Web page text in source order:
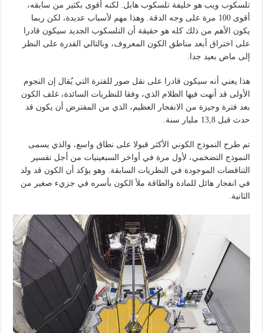
تلسكوب ويب هو خليفة تلسكوب هابل. لكنه أقوى بكثير من سابقه،
أقوى 100 مرة على وجه الدقة. وهذا مهم لأسباب عديدة، لكن ربما
يكون الأهم من ذلك كله هو حقيقة أن التلسكوب الجديد سيكون قادرا
على اختراق أبعد مناطق الكون المعروف، وبالتالي القدرة على النظر
إلى ماض بعيد جدا.
هذا يعني أنه سيكون قادرا على نقل صور للفترة التي يُقال إن النجوم
الأولى قد أنهت فيها الظلام الذي، وفقا للنظريات السائدة، غلف الكون
بعد فترة وجيزة من الانفجار العظيم، الذي من المفترض أن يكون قد
حدث قبل 13,8 مليار سنة.
تم طرح النموذج الكوني الأكثر قبولا على نطاق واسع، والذي يسمى
النموذج التضخمي، لأول مرة في أواخر السبعينيات من أجل تفسير
التناقضات الموجودة في النظريات السابقة. وهو يؤكد أن الكون قد ولد
في انفجار هائل للمادة والطاقة ملأ الكون بأسره في جزيء صغير من
الثانية.